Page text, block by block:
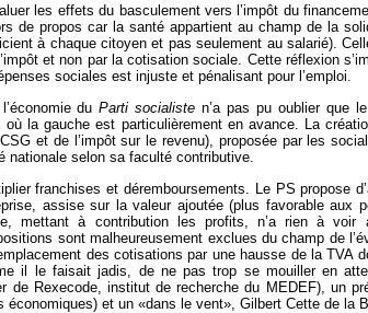
les effets du basculement vers l’impôt du
de propos car la santé appartient au champ de la
à chaque citoyen et pas seulement au salarié).
et non par la cotisation sociale. Cette réflexion
sociales est injuste et pénalisant pour l’emploi.
duParti socialiste n’a pas pu oublier que
la gauche est particulièrement en avance. La
et de l’impôt sur le revenu), proposée par les
selon sa faculté contributive.
franchises et déremboursements. Le PS propose
assise sur la valeur ajoutée (plus favorable aux
mettant à contribution les profits, n’a rien à
sont malheureusement exclues du champ de
des cotisations par une hausse de la TVA
il le faisait jadis, de ne pas trop se mouiller en
de Rexecode, institut de recherche du MEDEF), un
économiques) et un «dans le vent», Gilbert Cette de la